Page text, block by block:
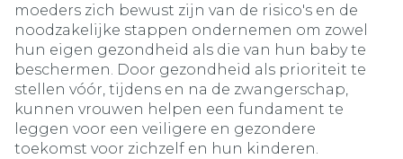
moeders zich bewust zijn van de risico's en de
noodzakelijke stappen ondernemen om zowel
hun eigen gezondheid als die van hun baby te
beschermen. Door gezondheid als prioriteit te
stellen vóór, tijdens en na de zwangerschap,
kunnen vrouwen helpen een fundament te
leggen voor een veiligere en gezondere
toekomst voor zichzelf en hun kinderen.